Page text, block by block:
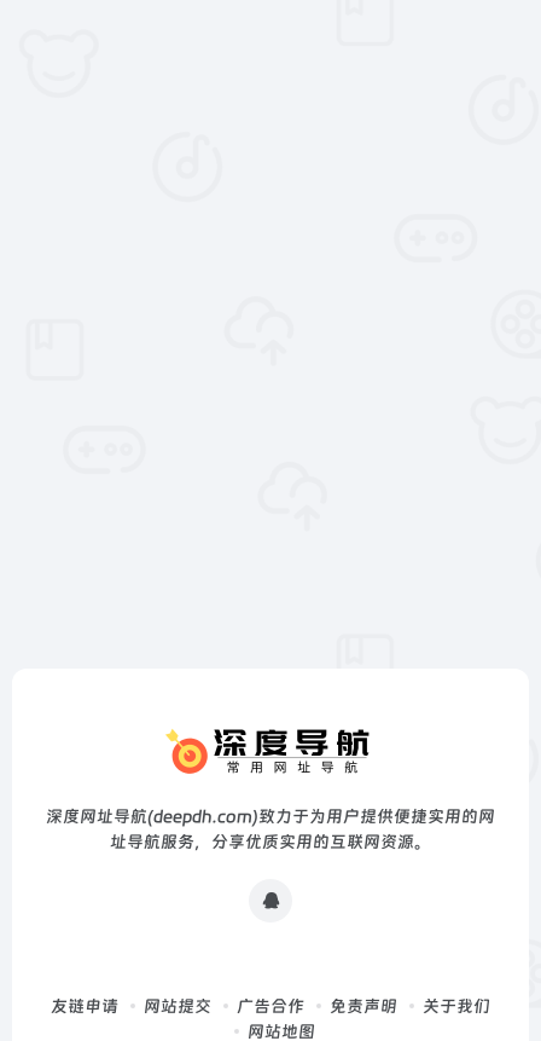
深度网址导航(deepdh.com)致力于为用户提供便捷实用的网
址导航服务，分享优质实用的互联网资源。
友链申请 网站提交 广告合作 免责声明
关于我们
网站地图